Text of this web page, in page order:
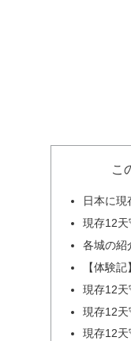
こ
日本に
現存12
各城の紹
【体験
現存12
現存12
現存12